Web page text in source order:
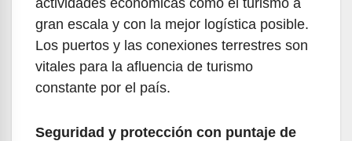
actividades económicas como el turismo a
gran escala y con la mejor logística posible.
Los puertos y las conexiones terrestres son
vitales para la afluencia de turismo
constante por el país.
Seguridad y protección con puntaje de